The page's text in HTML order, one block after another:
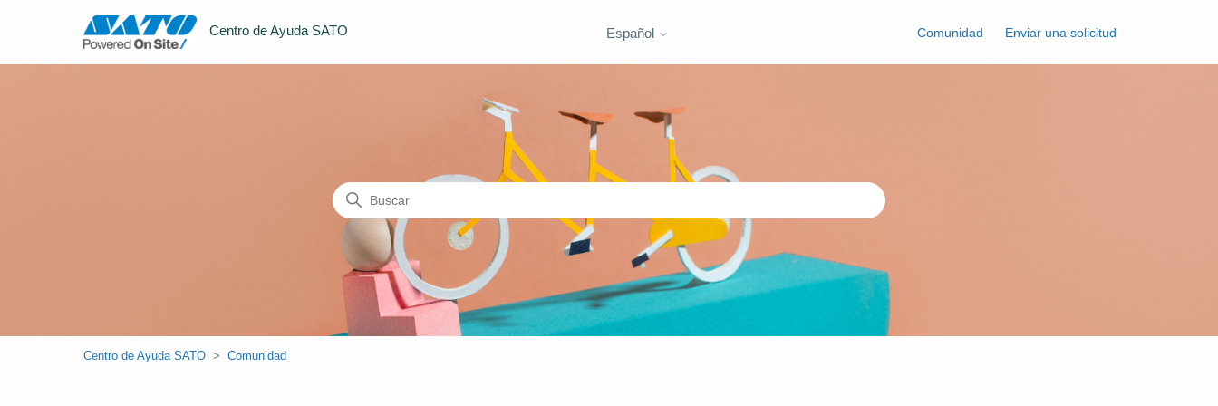
Centro de Ayuda SATO Español Comunidad Enviar una solicitud
Centro de Ayuda SATO Comunidad